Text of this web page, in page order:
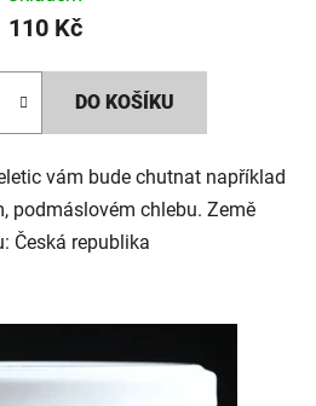
hodnocení
produktu
je
z
5
hvězdiček.
110 Kč
DO KOŠÍKU
vám bude chutnat například
podmáslovém chlebu. Země
Česká republika